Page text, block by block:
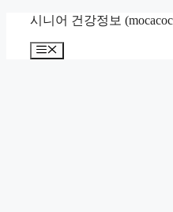
시니어 건강정보
메